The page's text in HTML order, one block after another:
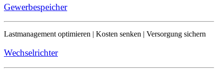
Gewerbespeicher
Lastmanagement optimieren | Kosten senken | Versorgung sichern
Wechselrichter